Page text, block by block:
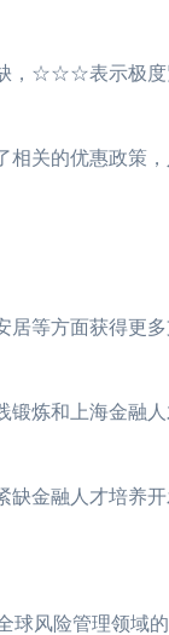
，☆☆☆表示极度
相关的优惠政策
居等方面获得更
锻炼和上海金融
缺金融人才培养
风险管理领域